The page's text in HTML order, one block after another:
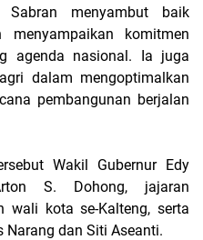
Sabran menyambut baik
menyampaikan komitmen
agenda nasional. Ia juga
dalam mengoptimalkan
pembangunan berjalan
Wakil Gubernur Edy
S. Dohong, jajaran
wali kota se-Kalteng, serta
Narang dan Siti Aseanti.